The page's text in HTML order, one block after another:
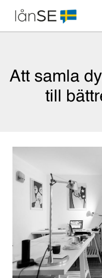
content
Att samla
till